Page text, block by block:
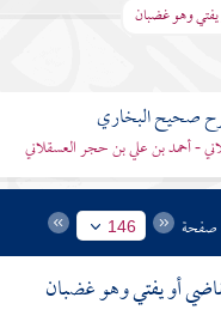
وهو غضبان
صحيح البخاري
- أحمد بن علي بن حجر العسقلاني
صفحة 146
أو يفتي وهو غضبان